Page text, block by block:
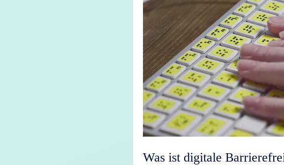
KI-Funktionen
Integrationen
Deployment & Services
Was ist digitale